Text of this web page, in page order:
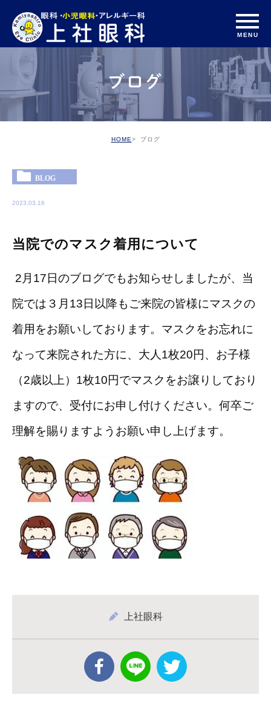
ブログ
HOME ブログ
BLOG
2023.03.16
当院でのマスク着用について
2月17日のブログでもお知らせしましたが、当
院では３月13日以降もご来院の皆様にマスクの
着用をお願いしております。マスクをお忘れに
なって来院された方に、大人1枚20円、お子様
（2歳以上）1枚10円でマスクをお譲りしており
ますので、受付にお申し付けください。何卒ご
理解を賜りますようお願い申し上げます。
上社眼科